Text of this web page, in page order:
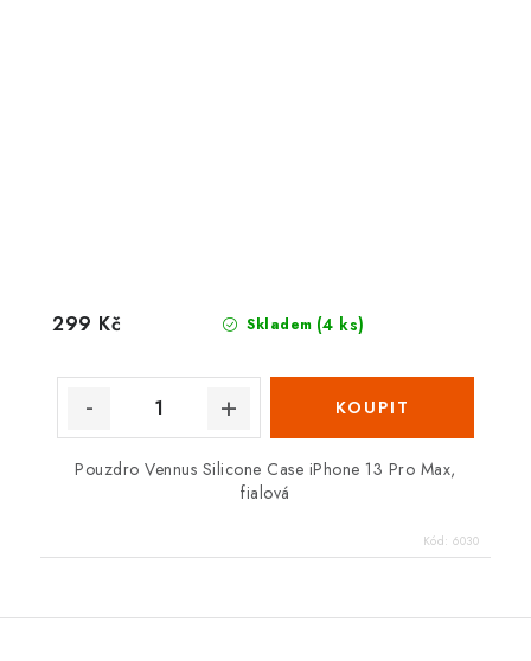
Skladem (4 ks)
299 Kč
Pouzdro Vennus Silicone Case iPhone 13 Pro Max,
fialová
Kód: 6030